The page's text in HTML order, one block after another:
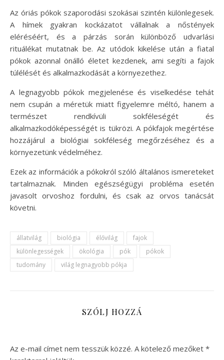
Az óriás pókok szaporodási szokásai szintén különlegesek.
A hímek gyakran kockázatot vállalnak a nőstények
eléréséért, és a párzás során különböző udvarlási
rituálékat mutatnak be. Az utódok kikelése után a fiatal
pókok azonnal önálló életet kezdenek, ami segíti a fajok
túlélését és alkalmazkodását a környezethez.
A legnagyobb pókok megjelenése és viselkedése tehát
nem csupán a méretük miatt figyelemre méltó, hanem a
természet rendkívüli sokféleségét és
alkalmazkodóképességét is tükrözi. A pókfajok megértése
hozzájárul a biológiai sokféleség megőrzéséhez és a
környezetünk védelméhez.
Ezek az információk a pókokról szóló általános ismereteket
tartalmaznak. Minden egészségügyi probléma esetén
javasolt orvoshoz fordulni, és csak az orvos tanácsát
követni.
állatvilág biológia élővilág
fajok
különlegességek
ökológia pók
pókok
tudomány
világ legnagyobb pókja
SZÓLJ HOZZÁ
Az e-mail címet nem tesszük közzé. A kötelező mezőket *